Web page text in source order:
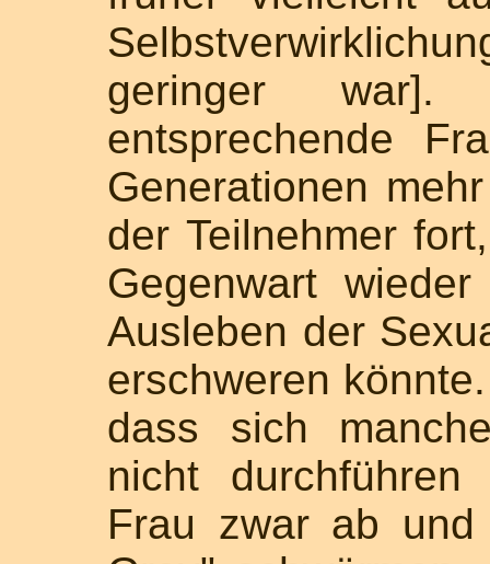
geringer
entsprechende
Generationen
der Teilnehmer
Gegenwart
Ausleben der
erschweren
dass sich
nicht
Frau zwar ab